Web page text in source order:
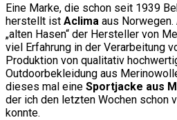
Eine Marke, die schon seit 1939
herstellt ist Aclima aus
„alten Hasen“ der Hersteller von
viel Erfahrung in der Verarbeitung
Produktion von qualitativ
Outdoorbekleidung aus
dieses mal eine Sportjacke aus
der ich den letzten Wochen schon
konnte.